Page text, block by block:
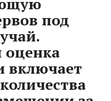
под
оценка
включает